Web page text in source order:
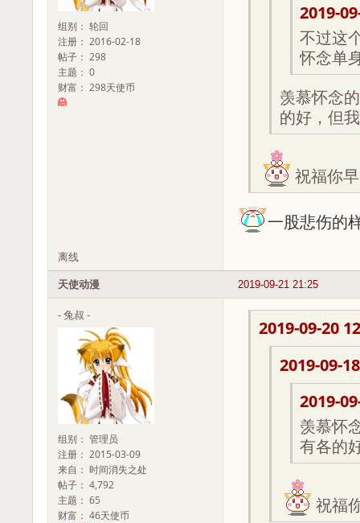
组别： 轮回
注册： 2016-02-18
帖子： 298
主题： 0
财富： 298天使币
2019-
不过这
怀念单
羡慕怀念
的好，但
祝福你
一股悲伤的
离线
2019-09-21 21:25
天使动漫
- 兔叔 -
组别： 管理员
注册： 2015-03-09
来自： 时间消失之处
帖子： 4,792
主题： 65
财富： 46天使币
2019-09-20
2019-09-
2019-
羡慕怀
有各的
祝福